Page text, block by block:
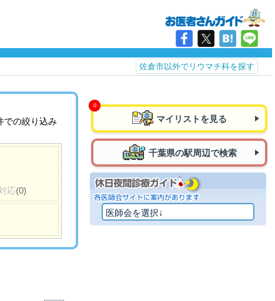
佐倉市以外でリウマチ科を探す
での絞り込み
応(0)
マイリストを見る
千葉県の駅周辺で検索